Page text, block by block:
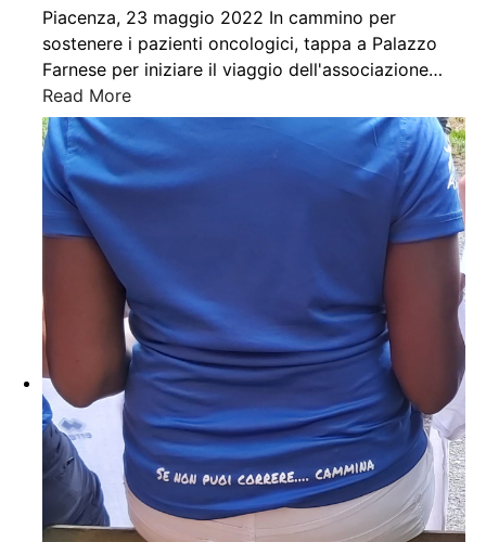
Piacenza, 23 maggio 2022 In cammino per
sostenere i pazienti oncologici, tappa a Palazzo
Farnese per iniziare il viaggio dell'associazione…
Read More